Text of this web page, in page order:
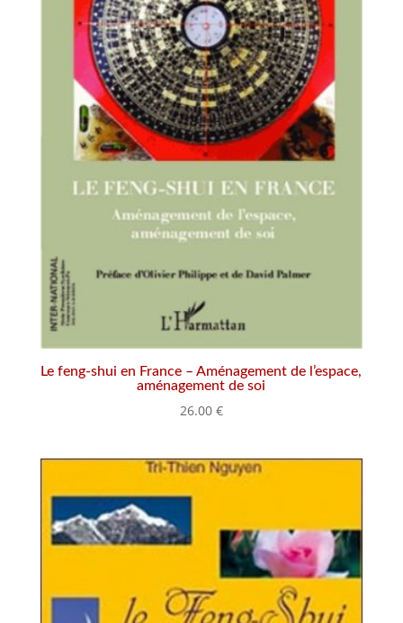
Le feng-shui en France – Aménagement de l’espace,
aménagement de soi
26.00 €